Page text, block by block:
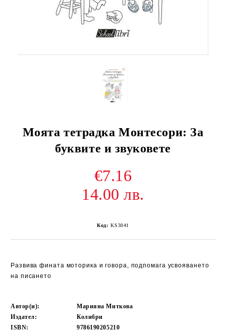
Моята тетрадка Монтесори: За
буквите и звуковете
€7.16
14.00 лв.
Код: KS3041
Развива фината моторика и говора, подпомага усвояването
на писането
Автор(и):
Марияна Миткова
Издател:
Колибри
ISBN:
9786190205210